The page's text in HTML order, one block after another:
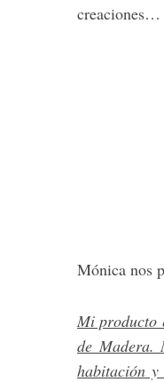
creaciones…
Mónica nos
Mi producto
de Madera.
habitación